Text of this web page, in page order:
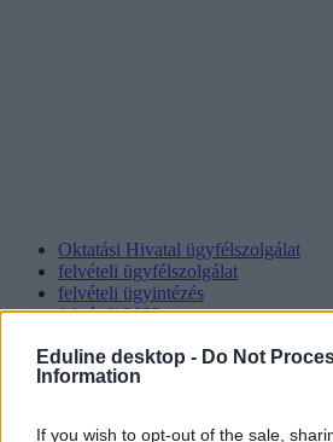
Eduline desktop - Do Not
Information
If you wish to opt-out of the sale,
Oktatási Hivatal ügyfélszolgálat
felvételi ügyfélszolgálat
felvételi ügyintézés
felvételi 2023